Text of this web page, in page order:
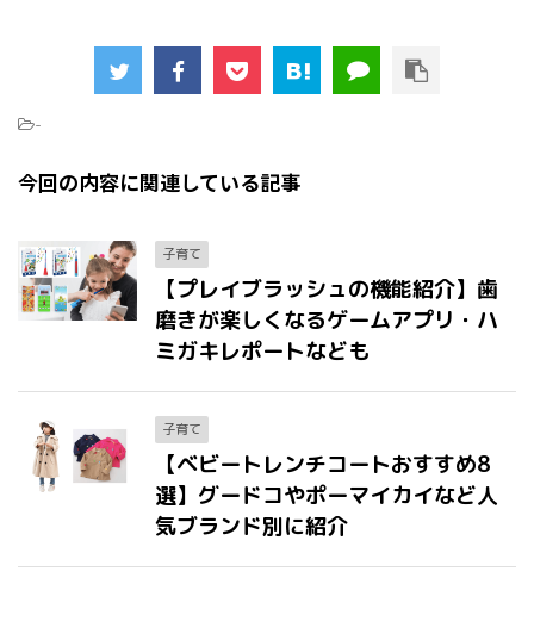
-
今回の内容に関連している記事
子育て
【プレイブラッシュの機能紹介】歯
磨きが楽しくなるゲームアプリ・ハ
ミガキレポートなども
子育て
【ベビートレンチコートおすすめ8
選】グードコやポーマイカイなど人
気ブランド別に紹介